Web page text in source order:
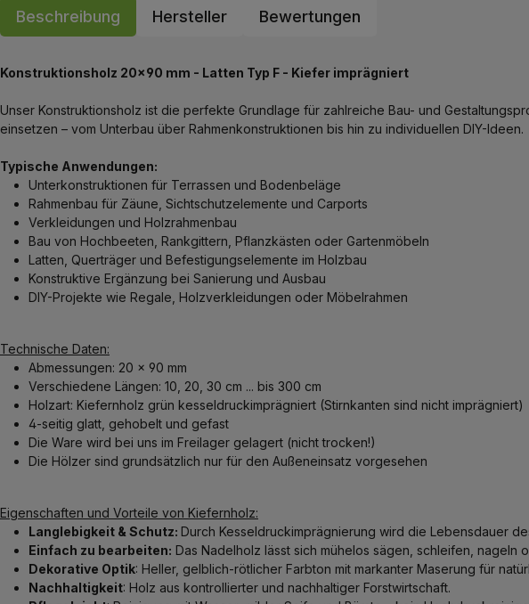
Beschreibung Hersteller Bewertungen
Konstruktionsholz 20x90 mm - Latten Typ F - Kiefer imprägniert
Unser Konstruktionsholz ist die perfekte Grundlage für zahlreiche Bau- und
einsetzen – vom Unterbau über Rahmenkonstruktionen bis hin zu individuellen DIY-Ideen.
Typische Anwendungen:
Unterkonstruktionen für Terrassen und Bodenbeläge
Rahmenbau für Zäune, Sichtschutzelemente und Carports
Verkleidungen und Holzrahmenbau
Bau von Hochbeeten, Rankgittern, Pflanzkästen oder Gartenmöbeln
Latten, Querträger und Befestigungselemente im Holzbau
Konstruktive Ergänzung bei Sanierung und Ausbau
DIY-Projekte wie Regale, Holzverkleidungen oder Möbelrahmen
Technische Daten:
Abmessungen: 20 x 90 mm
Verschiedene Längen: 10, 20, 30 cm ... bis 300 cm
Holzart: Kiefernholz grün kesseldruckimprägniert (Stirnkanten sind nicht imprägniert)
4-seitig glatt, gehobelt und gefast
Die Ware wird bei uns im Freilager gelagert (nicht trocken!)
Die Hölzer sind grundsätzlich nur für den Außeneinsatz vorgesehen
Eigenschaften und Vorteile von Kiefernholz:
Langlebigkeit & Schutz: Durch Kesseldruckimprägnierung wird die Lebensdauer
Einfach zu bearbeiten: Das Nadelholz lässt sich mühelos sägen, schleifen, nageln
Dekorative Optik: Heller, gelblich-rötlicher Farbton mit markanter Maserung für
Nachhaltigkeit: Holz aus kontrollierter und nachhaltiger Forstwirtschaft.